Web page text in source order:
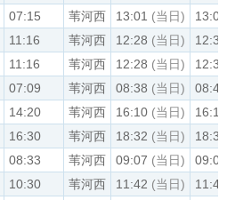
07:15 苇河西 13:01 (当日)
13:04
11:16 苇河西 12:28 (当日)
12:30
11:16 苇河西 12:28 (当日)
12:30
07:09 苇河西 08:38 (当日)
08:41
14:20 苇河西 16:10 (当日)
16:12
16:30 苇河西 18:32 (当日)
18:34
08:33 苇河西 09:07 (当日)
09:09
10:30 苇河西 11:42 (当日)
11:44